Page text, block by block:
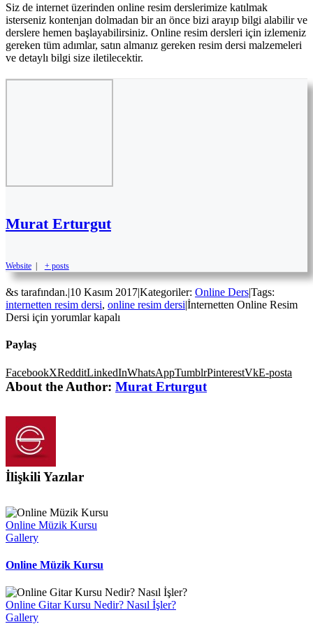
Siz de internet üzerinden online resim derslerimize katılmak
isterseniz kontenjan dolmadan bir an önce bizi arayıp bilgi alabilir ve
derslere hemen başlayabilirsiniz. Online resim dersleri için izlemeniz
gereken tüm adımlar, satın almanız gereken resim dersi malzemeleri
ve detaylı bilgi size iletilecektir.
Murat Erturgut
Website + posts
&s tarafından.|10 Kasım 2017|Kategoriler: Online Ders|Tags:
internetten resim dersi, online resim dersi|İnternetten Online Resim
Dersi için yorumlar kapalı
Paylaş
FacebookXRedditLinkedInWhatsAppTumblrPinterestVkE-posta
About the Author: Murat Erturgut
İlişkili Yazılar
Online Müzik Kursu
Gallery
Online Müzik Kursu
Online Gitar Kursu Nedir? Nasıl İşler?
Gallery